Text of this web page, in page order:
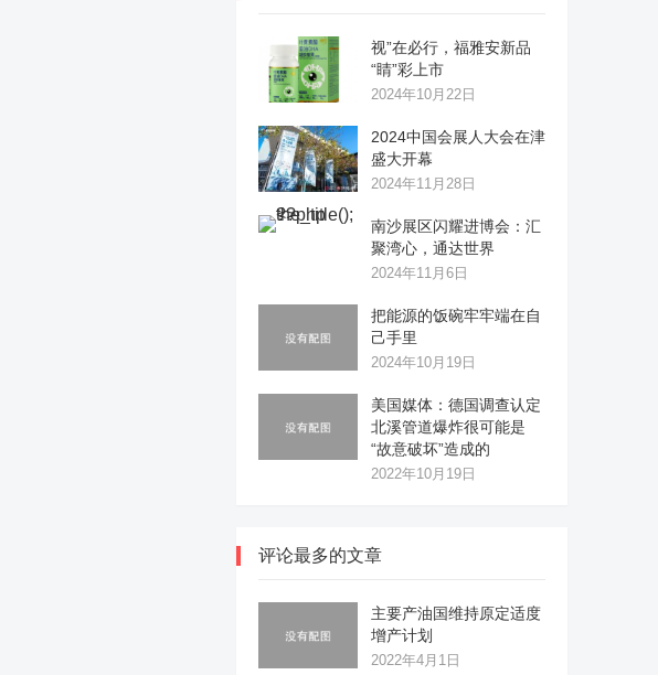
视”在必行，福雅安新品
“睛”彩上市
2024年10月22日
2024中国会展人大会在津
盛大开幕
2024年11月28日
南沙展区闪耀进博会：汇
聚湾心，通达世界
2024年11月6日
把能源的饭碗牢牢端在自
己手里
2024年10月19日
美国媒体：德国调查认定
北溪管道爆炸很可能是
“故意破坏”造成的
2022年10月19日
评论最多的文章
主要产油国维持原定适度
增产计划
2022年4月1日